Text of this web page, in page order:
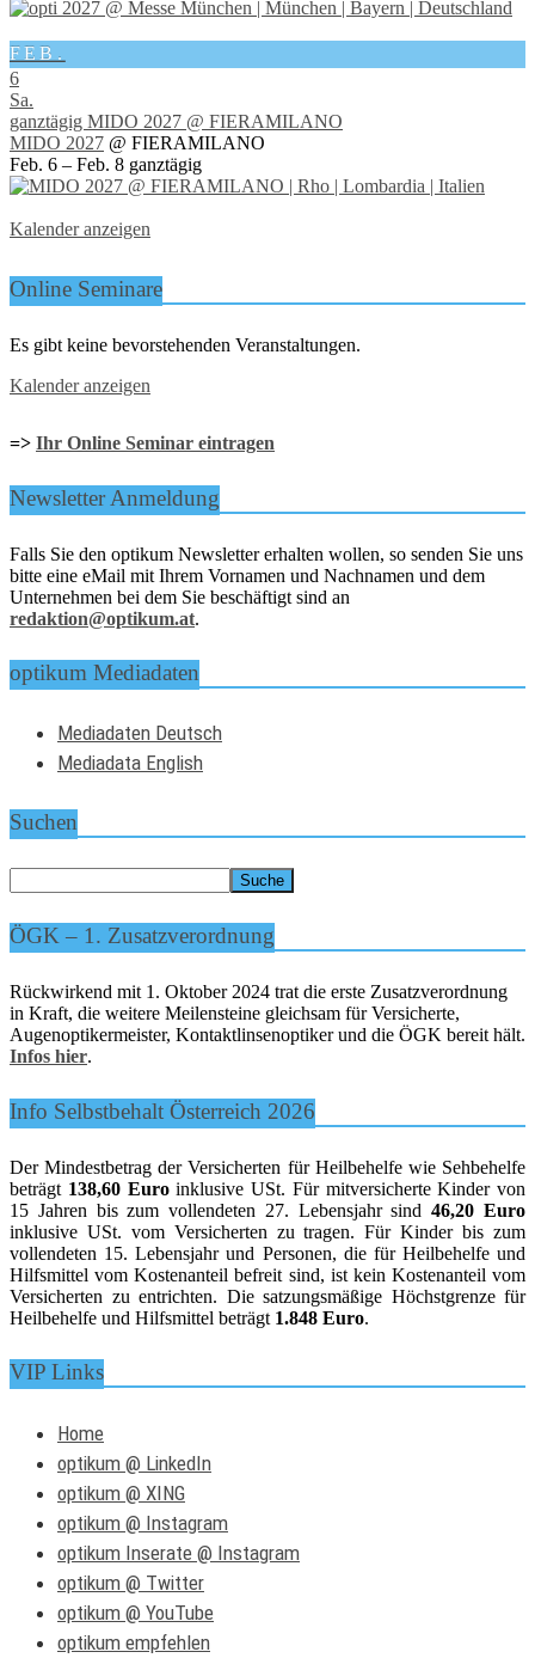
FEB.
6
Sa.
ganztägig MIDO 2027 @ FIERAMILANO
MIDO 2027 @ FIERAMILANO
Feb. 6 – Feb. 8 ganztägig
Kalender anzeigen
Online Seminare
Es gibt keine bevorstehenden Veranstaltungen.
Kalender anzeigen
=> Ihr Online Seminar eintragen
Newsletter Anmeldung
Falls Sie den optikum Newsletter erhalten wollen, so senden Sie uns
bitte eine eMail mit Ihrem Vornamen und Nachnamen und dem
Unternehmen bei dem Sie beschäftigt sind an
redaktion@optikum.at.
optikum Mediadaten
Mediadaten Deutsch
Mediadata English
Suchen
ÖGK – 1. Zusatzverordnung
Rückwirkend mit 1. Oktober 2024 trat die erste Zusatzverordnung
in Kraft, die weitere Meilensteine gleichsam für Versicherte,
Augenoptikermeister, Kontaktlinsenoptiker und die ÖGK bereit hält.
Infos hier.
Info Selbstbehalt Österreich 2026
Der Mindestbetrag der Versicherten für Heilbehelfe wie Sehbehelfe
beträgt 138,60 Euroinklusive USt. Für mitversicherte Kinder von
15 Jahren bis zum vollendeten 27. Lebensjahr sind46,20 Euro
inklusive USt. vom Versicherten zu tragen. Für Kinder bis zum
vollendeten 15. Lebensjahr und Personen, die für Heilbehelfe und
Hilfsmittel vom Kostenanteil befreit sind, ist kein Kostenanteil vom
Versicherten zu entrichten. Die satzungsmäßige Höchstgrenze für
Heilbehelfe und Hilfsmittel beträgt 1.848 Euro.
VIP Links
Home
optikum @ LinkedIn
optikum @ XING
optikum @ Instagram
optikum Inserate @ Instagram
optikum @ Twitter
optikum @ YouTube
optikum empfehlen